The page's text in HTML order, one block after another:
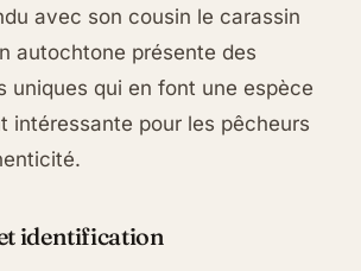
avec son cousin le carassin
autochtone présente des
uniques qui en font une espèce
intéressante pour les pêcheurs
identification